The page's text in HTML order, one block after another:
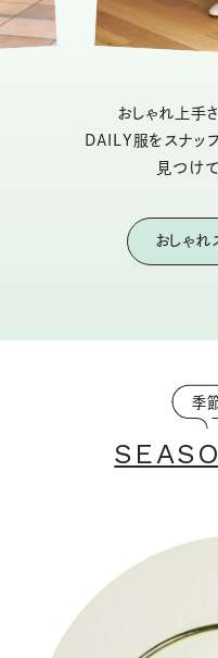
おしゃれ上手
DAILY服をスナッ
見つけ
おしゃれ
季